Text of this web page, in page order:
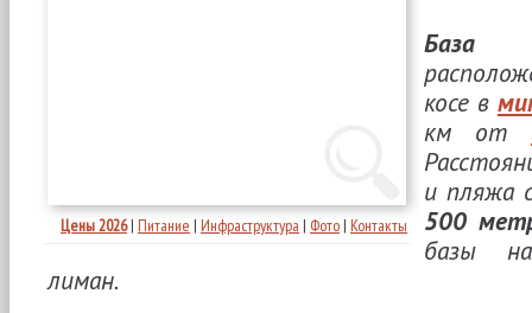
Цены 2026| Питание | Инфраструктура | Фото | Контакты
База
косе в
км от
и пляжа
500
базы
лиман.